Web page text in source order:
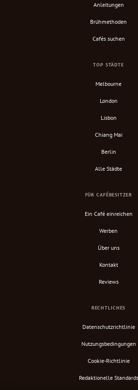
Anleitungen
Brühmethoden
Cafés suchen
TOP STÄDTE
Melbourne
London
Lisbon
Chiang Mai
Berlin
Alle Städte
FÜR CAFÉBESITZER
Ein Café einreichen
Werben
Über uns
Kontakt
Reviews
RECHTLICHES
Datenschutzrichtlinie
Nutzungsbedingungen
Cookie-Richtlinie
Redaktionelle Standards